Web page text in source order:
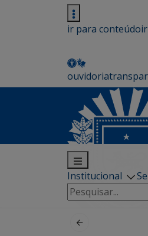
ir para conteúdo
ouvidoria
Institucional
Pesquisar
por: